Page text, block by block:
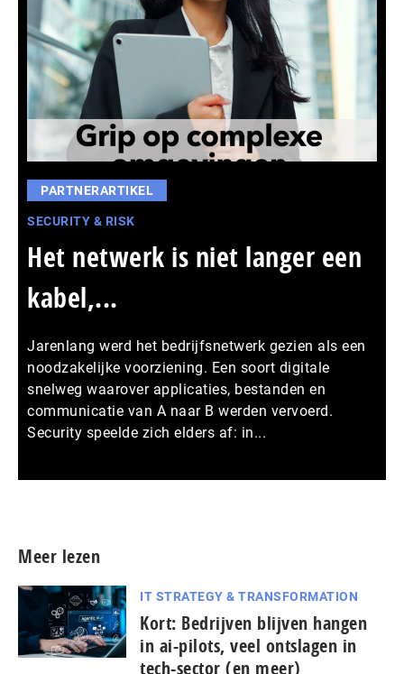
PARTNERARTIKEL
SECURITY & RISK
Het netwerk is niet langer een
kabel,...
Jarenlang werd het bedrijfsnetwerk gezien als een
noodzakelijke voorziening. Een soort digitale
snelweg waarover applicaties, bestanden en
communicatie van A naar B werden vervoerd.
Security speelde zich elders af: in...
Meer lezen
IT STRATEGY & TRANSFORMATION
Kort: Bedrijven blijven hangen
in ai-pilots, veel ontslagen in
tech-sector (en meer)